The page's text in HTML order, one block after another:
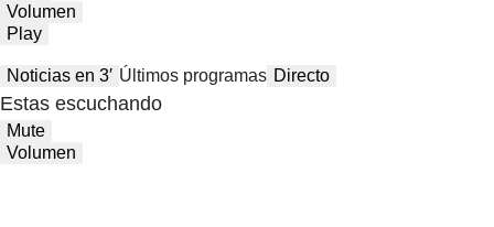
Volumen
Play
Noticias en 3′ Últimos programas Directo
Estas escuchando
Mute
Volumen